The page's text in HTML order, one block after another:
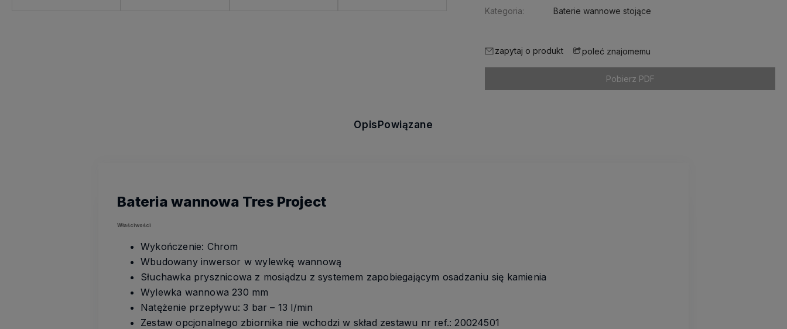
Kategoria:
Baterie wannowe stojące
zapytaj o produkt poleć znajomemu
Pobierz PDF
Opis Powiązane
Bateria wannowa Tres Project
Właściwości
Wykończenie: Chrom
Wbudowany inwersor w wylewkę wannową
Słuchawka prysznicowa z mosiądzu z systemem zapobiegającym osadzaniu się kamienia
Wylewka wannowa 230 mm
Natężenie przepływu: 3 bar – 13 l/min
Zestaw opcjonalnego zbiornika nie wchodzi w skład zestawu nr ref.: 20024501